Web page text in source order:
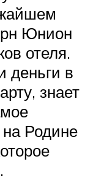
Юнион
отеля.
деньги в
знает
Родине